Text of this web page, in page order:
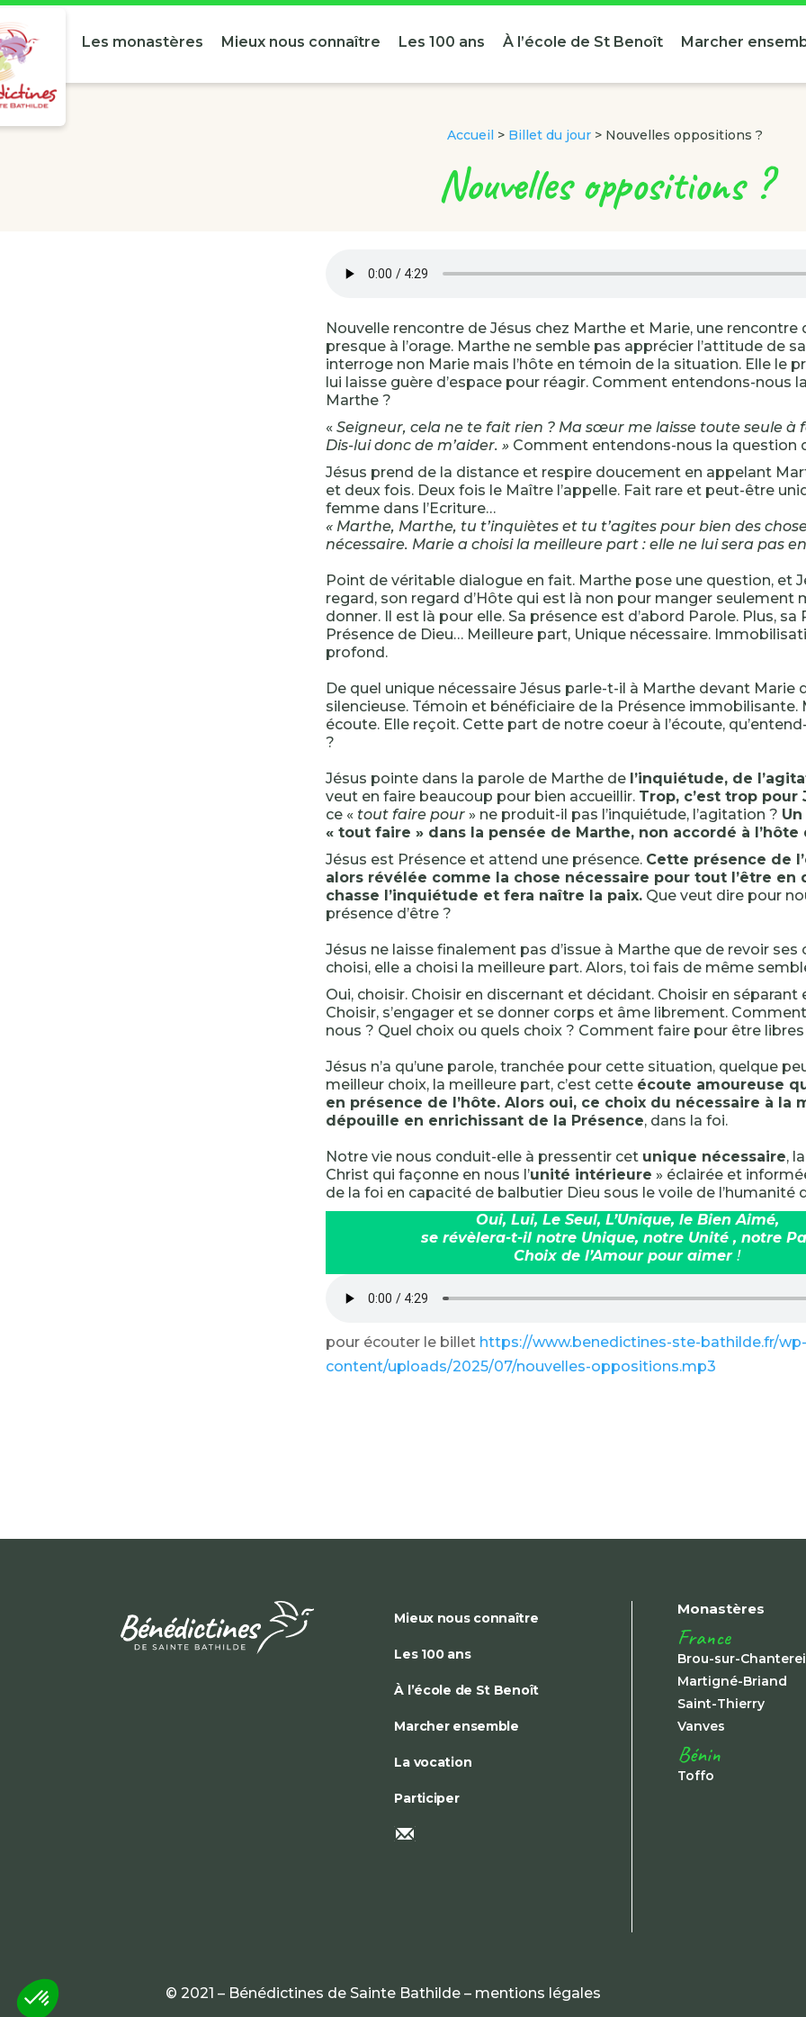
Les monastères Mieux nous connaître Les 100 ans À l’école de St Benoît Marcher
Accueil > Billet du jour> Nouvelles oppositions ?
Nouvelles oppositions ?
Nouvelle rencontre de Jésus chez Marthe et Marie, une rencontre
presque à l’orage. Marthe ne semble pas apprécier l’attitude de
interroge non Marie mais l’hôte en témoin de la situation. Elle le
lui laisse guère d’espace pour réagir. Comment entendons-nous
Marthe ?
« Seigneur, cela ne te fait rien ? Ma sœur me laisse toute seule à
Dis-lui donc de m’aider. » Comment entendons-nous la question
Jésus prend de la distance et respire doucement en appelant
et deux fois. Deux fois le Maître l’appelle. Fait rare et peut-être
femme dans l’Ecriture…
« Marthe, Marthe, tu t’inquiètes et tu t’agites pour bien des
nécessaire. Marie a choisi la meilleure part : elle ne lui sera pas
Point de véritable dialogue en fait. Marthe pose une question, et
regard, son regard d’Hôte qui est là non pour manger seulement
donner. Il est là pour elle. Sa présence est d’abord Parole. Plus, sa
Présence de Dieu… Meilleure part, Unique nécessaire.
profond.
De quel unique nécessaire Jésus parle-t-il à Marthe devant Marie
silencieuse. Témoin et bénéficiaire de la Présence immobilisante.
écoute. Elle reçoit. Cette part de notre coeur à l’écoute,
?
Jésus pointe dans la parole de Marthe de l’inquiétude, de
veut en faire beaucoup pour bien accueillir. Trop, c’est trop pour
ce « tout faire pour » ne produit-il pas l’inquiétude, l’agitation ?
« tout faire » dans la pensée de Marthe, non accordé à l’hôte
Jésus est Présence et attend une présence. Cette présence de
alors révélée comme la chose nécessaire pour tout l’être en
chasse l’inquiétude et fera naître la paix. Que veut dire pour
présence d’être ?
Jésus ne laisse finalement pas d’issue à Marthe que de revoir ses
choisi, elle a choisi la meilleure part. Alors, toi fais de même
Oui, choisir. Choisir en discernant et décidant. Choisir en séparant
Choisir, s’engager et se donner corps et âme librement.
nous ? Quel choix ou quels choix ? Comment faire pour être
Jésus n’a qu’une parole, tranchée pour cette situation, quelque
meilleur choix, la meilleure part, c’est cette écoute amoureuse
en présence de l’hôte. Alors oui, ce choix du nécessaire à la
dépouille en enrichissant de la Présence, dans la foi.
Notre vie nous conduit-elle à pressentir cet unique nécessaire,
Christ qui façonne en nous l’unité intérieure » éclairée et
de la foi en capacité de balbutier Dieu sous le voile de l’humanité
Oui, Lui, Le Seul, L’Unique, le Bien Aimé,
se révèlera-t-il notre Unique, notre Unité , notre
Choix de l’Amour pour aimer !
pour écouter le billet https://www.benedictines-ste-bathilde.fr/wp-
content/uploads/2025/07/nouvelles-oppositions.mp3
Mieux nous connaître
Les 100 ans
À l’école de St Benoît
Marcher ensemble
La vocation
Participer
Monastères
France
Brou-sur-
Martigné-Briand
Saint-Thierry
Vanves
Bénin
Toffo
© 2021 – Bénédictines de Sainte Bathilde – mentions légales